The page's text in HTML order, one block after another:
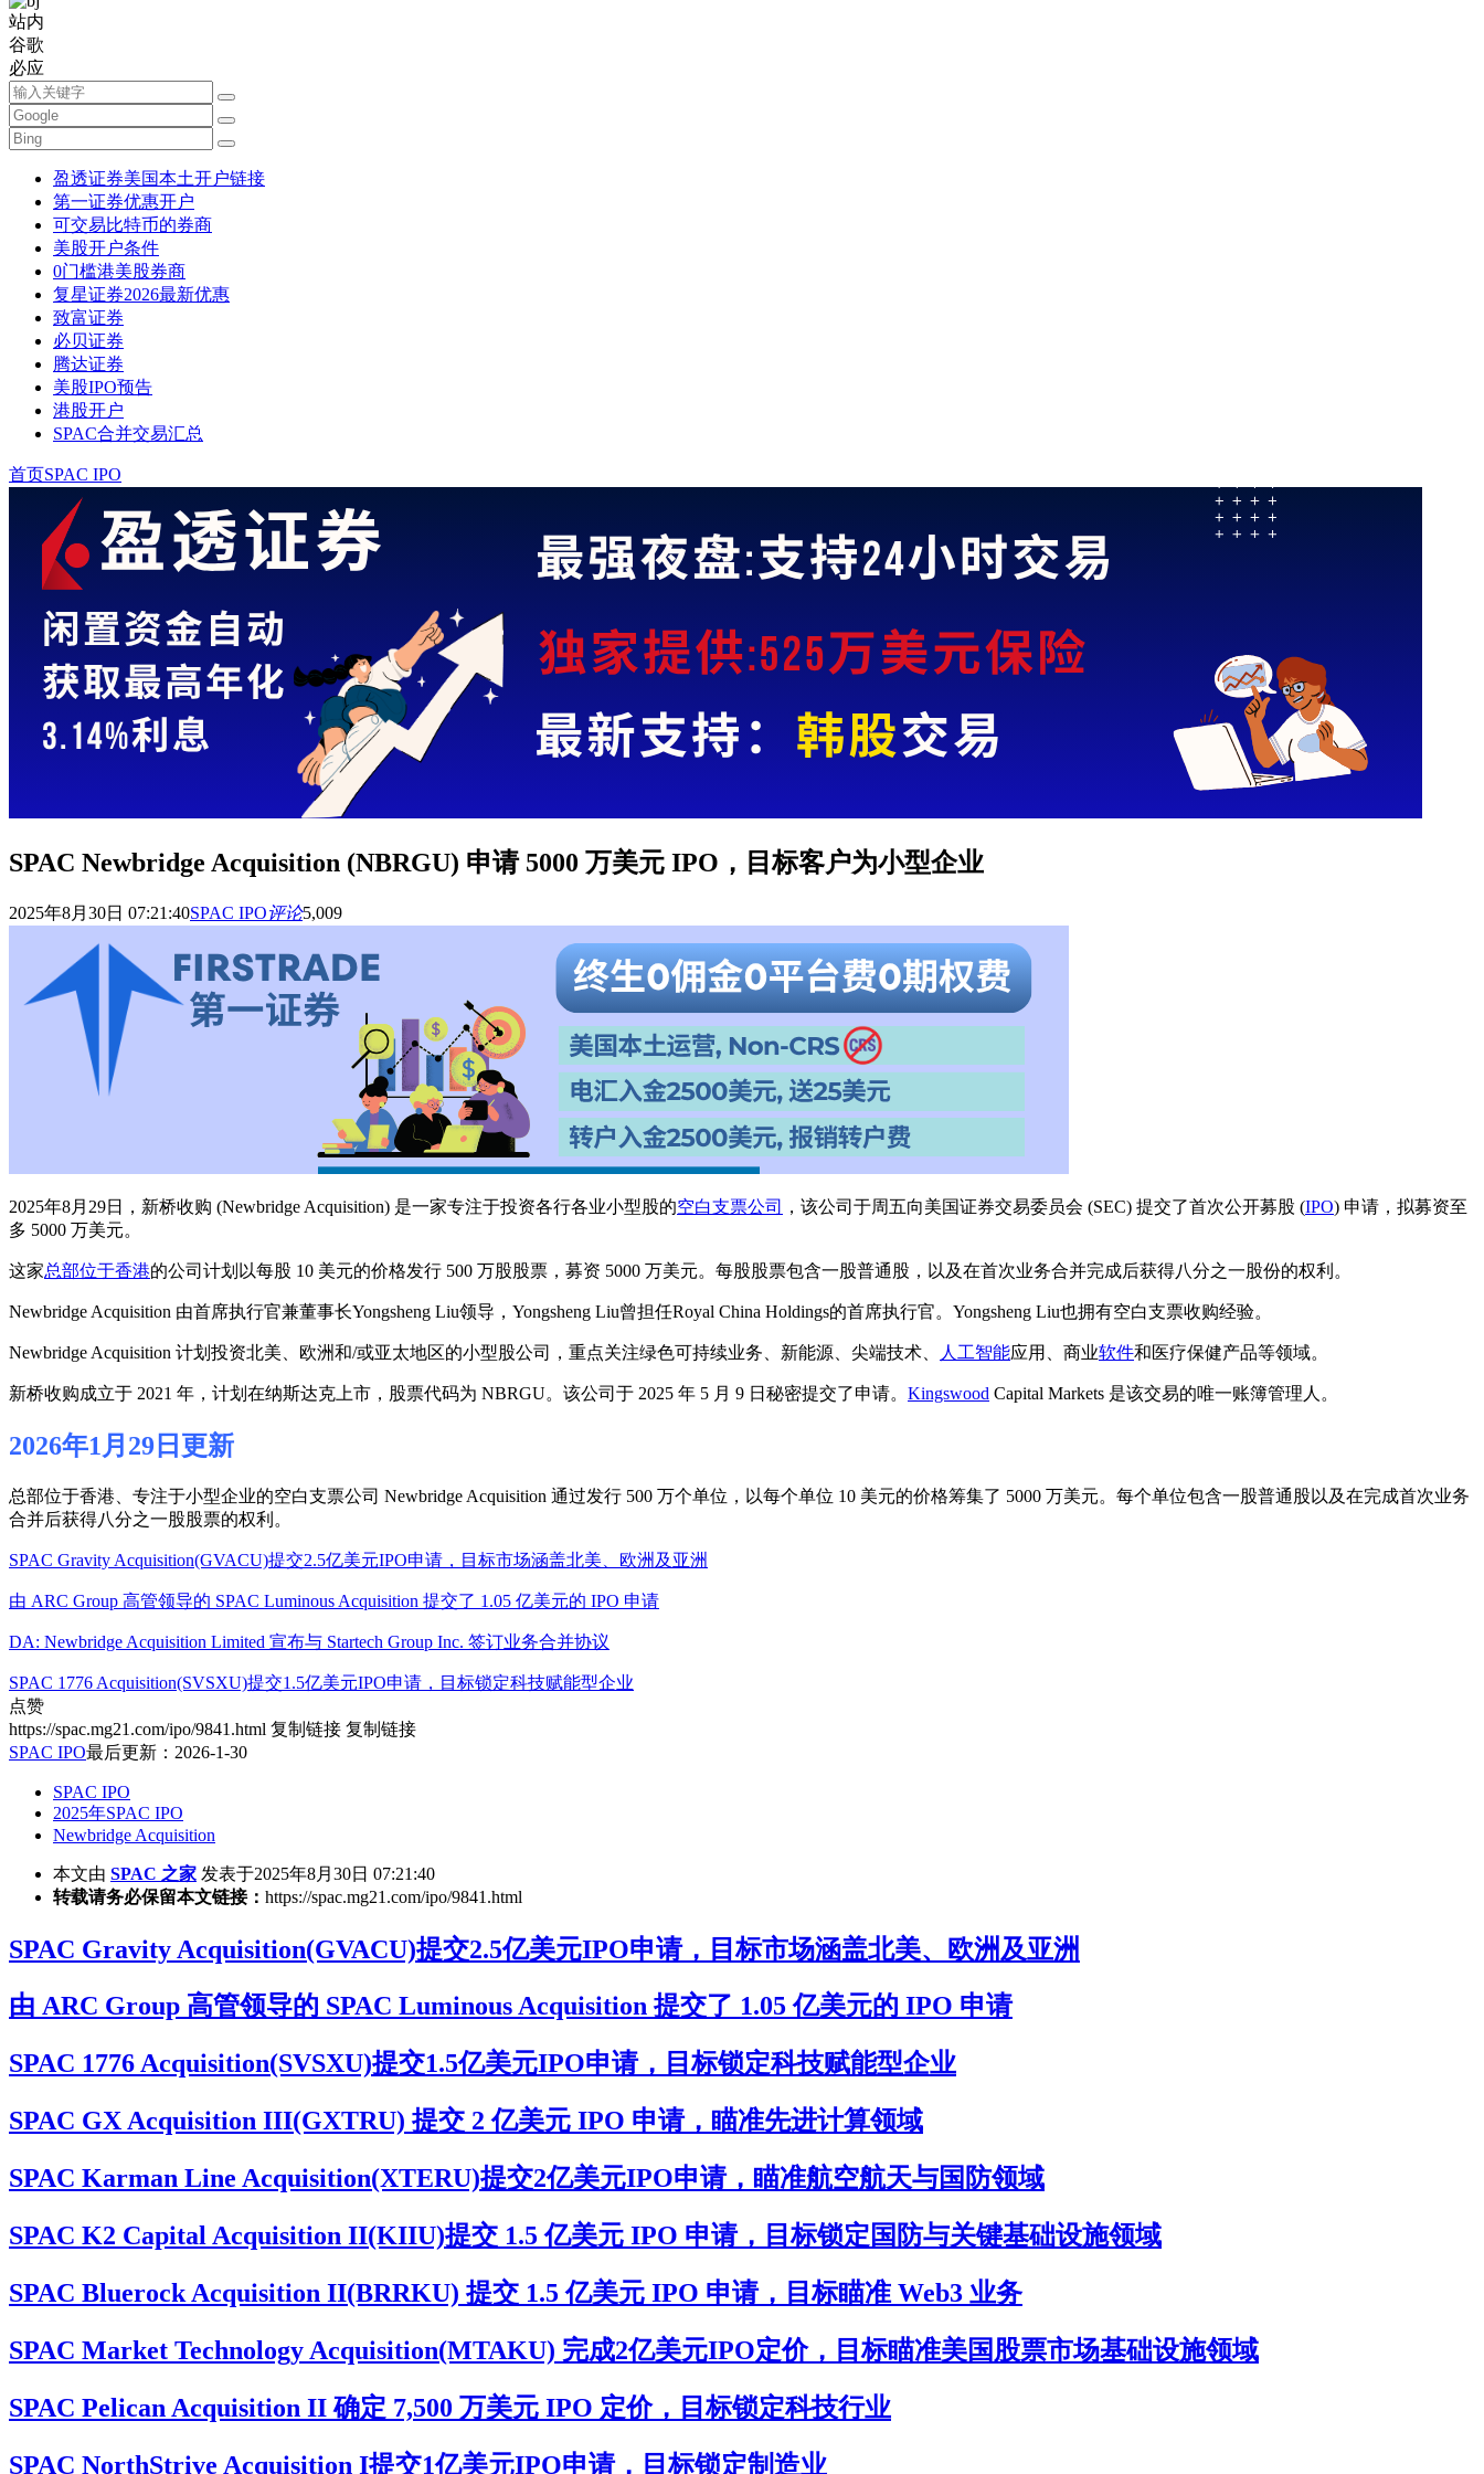
站内
谷歌
必应
盈透证券美国本土开户链接
第一证券优惠开户
可交易比特币的券商
美股开户条件
0门槛港美股券商
复星证券2026最新优惠
致富证券
必贝证券
腾达证券
美股IPO预告
港股开户
SPAC合并交易汇总
首页SPAC IPO
SPAC Newbridge Acquisition (NBRGU) 申请 5000 万美元 IPO，目标客户为小型企业
2025年8月30日 07:21:40SPAC IPO评论5,009
2025年8月29日，新桥收购 (Newbridge Acquisition) 是一家专注于投资各行各业小型股的空白支票公司 ，该公司于周五向美国证券交易委员会 (SEC) 提交了首次公开募股 (IPO) 申请，拟募资至
多 5000 万美元。
这家总部位于香港的公司计划以每股 10 美元的价格发行 500 万股股票，募资 5000 万美元。每股股票包含一股普通股，以及在首次业务合并完成后获得八分之一股份的权利。
Newbridge Acquisition 由首席执行官兼董事长Yongsheng Liu领导，Yongsheng Liu曾担任Royal China Holdings的首席执行官。Yongsheng Liu也拥有空白支票收购经验。
Newbridge Acquisition 计划投资北美、欧洲和/或亚太地区的小型股公司，重点关注绿色可持续业务、新能源、尖端技术、 人工智能应用、商业软件和医疗保健产品等领域。
新桥收购成立于 2021 年，计划在纳斯达克上市，股票代码为 NBRGU。该公司于 2025 年 5 月 9 日秘密提交了申请。 Kingswood Capital Markets 是该交易的唯一账簿管理人。
2026年1月29日更新
总部位于香港、专注于小型企业的空白支票公司 Newbridge Acquisition 通过发行 500 万个单位，以每个单位 10 美元的价格筹集了 5000 万美元。每个单位包含一股普通股以及在完成首次业务
合并后获得八分之一股股票的权利。
SPAC Gravity Acquisition(GVACU)提交2.5亿美元IPO申请，目标市场涵盖北美、欧洲及亚洲
由 ARC Group 高管领导的 SPAC Luminous Acquisition 提交了 1.05 亿美元的 IPO 申请
DA: Newbridge Acquisition Limited 宣布与 Startech Group Inc. 签订业务合并协议
SPAC 1776 Acquisition(SVSXU)提交1.5亿美元IPO申请，目标锁定科技赋能型企业
点赞
https://spac.mg21.com/ipo/9841.html 复制链接 复制链接
SPAC IPO最后更新：2026-1-30
SPAC IPO
2025年SPAC IPO
Newbridge Acquisition
本文由 SPAC 之家 发表于2025年8月30日 07:21:40
转载请务必保留本文链接： https://spac.mg21.com/ipo/9841.html
SPAC Gravity Acquisition(GVACU)提交2.5亿美元IPO申请，目标市场涵盖北美、欧洲及亚洲
由 ARC Group 高管领导的 SPAC Luminous Acquisition 提交了 1.05 亿美元的 IPO 申请
SPAC 1776 Acquisition(SVSXU)提交1.5亿美元IPO申请，目标锁定科技赋能型企业
SPAC GX Acquisition III(GXTRU) 提交 2 亿美元 IPO 申请，瞄准先进计算领域
SPAC Karman Line Acquisition(XTERU)提交2亿美元IPO申请，瞄准航空航天与国防领域
SPAC K2 Capital Acquisition II(KIIU)提交 1.5 亿美元 IPO 申请，目标锁定国防与关键基础设施领域
SPAC Bluerock Acquisition II(BRRKU) 提交 1.5 亿美元 IPO 申请，目标瞄准 Web3 业务
SPAC Market Technology Acquisition(MTAKU) 完成2亿美元IPO定价，目标瞄准美国股票市场基础设施领域
SPAC Pelican Acquisition II 确定 7,500 万美元 IPO 定价，目标锁定科技行业
SPAC NorthStrive Acquisition I提交1亿美元IPO申请，目标锁定制造业